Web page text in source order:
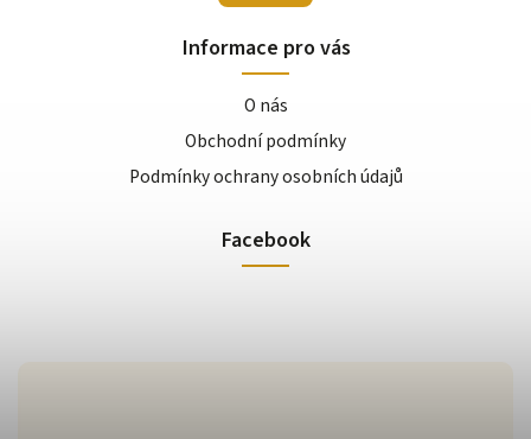
Informace pro vás
O nás
Obchodní podmínky
Podmínky ochrany osobních údajů
Facebook